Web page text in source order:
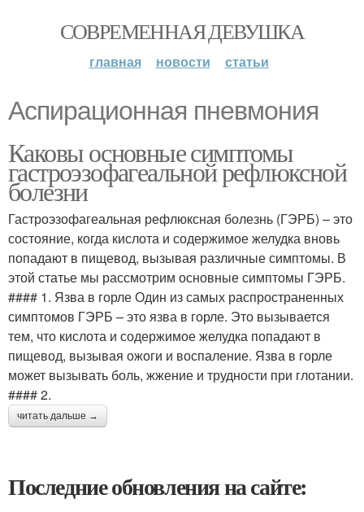
СОВРЕМЕННАЯ ДЕВУШКА
главная новости статьи
Аспирационная пневмония
Каковы основные симптомы
гастроэзофагеальной рефлюксной
болезни
Гастроэзофагеальная рефлюксная болезнь (ГЭРБ) – это
состояние, когда кислота и содержимое желудка вновь
попадают в пищевод, вызывая различные симптомы. В
этой статье мы рассмотрим основные симптомы ГЭРБ.
#### 1. Язва в горле Один из самых распространенных
симптомов ГЭРБ – это язва в горле. Это вызывается
тем, что кислота и содержимое желудка попадают в
пищевод, вызывая ожоги и воспаление. Язва в горле
может вызывать боль, жжение и трудности при глотании.
#### 2.
читать дальше →
Последние обновления на сайте: